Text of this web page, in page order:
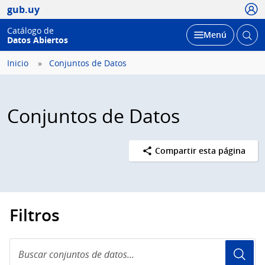
gub.uy
Catálogo de
Datos Abiertos
Desplegar
Menú Abrir
Inicio Conjuntos de Datos
Conjuntos de Datos
Compartir esta página
Filtros
conjuntos